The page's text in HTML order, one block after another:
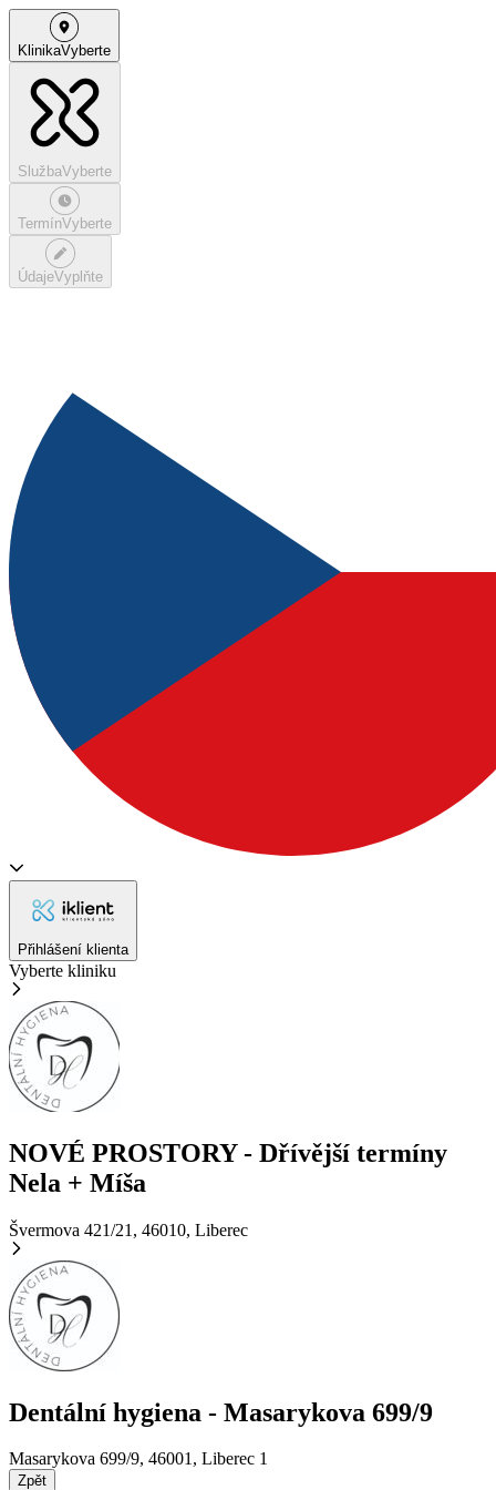
KlinikaVyberte
SlužbaVyberte
TermínVyberte
ÚdajeVyplňte
Přihlášení klienta
Vyberte kliniku
NOVÉ PROSTORY - Dřívější termíny
Nela + Míša
Švermova 421/21, 46010, Liberec
Dentální hygiena - Masarykova 699/9
Masarykova 699/9, 46001, Liberec 1
Zpět